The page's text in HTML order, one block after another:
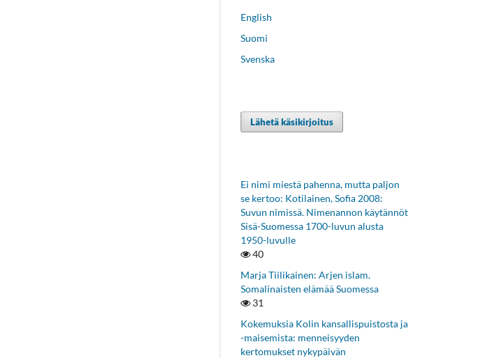
English
Suomi
Svenska
Lähetä käsikirjoitus
Ei nimi miestä pahenna, mutta paljon
se kertoo: Kotilainen, Sofia 2008:
Suvun nimissä. Nimenannon käytännöt
Sisä-Suomessa 1700-luvun alusta
1950-luvulle
40
Marja Tiilikainen: Arjen islam.
Somalinaisten elämää Suomessa
31
Kokemuksia Kolin kansallispuistosta ja
-maisemista: menneisyyden
kertomukset nykypäivän